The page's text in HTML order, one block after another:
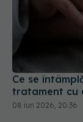
Ce se
tratament cu
08 iun 2026, 20:36